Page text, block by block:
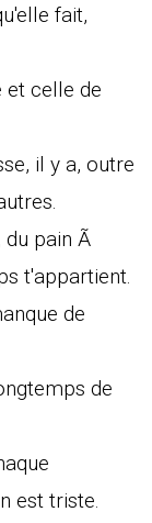
fait,
et celle de
il y a, outre
du pain Ã
t'appartient.
de
de
est triste.